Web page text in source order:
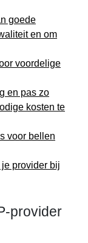
goede
en om
voordelige
en pas zo
kosten te
voor bellen
provider bij
provider